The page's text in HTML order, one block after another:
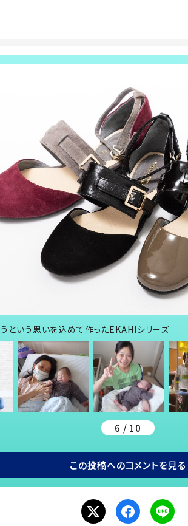
という思いを込めて作ったEKAHIシリーズ
6 / 10
この投稿へのコメントを見る